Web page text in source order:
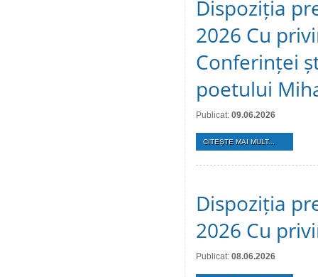
Dispoziția
2026 Cu
Conferinței
poetului
Publicat: 09.06.2026
CITEŞTE MAI MULT...
Dispoziția
2026 Cu
Publicat: 08.06.2026